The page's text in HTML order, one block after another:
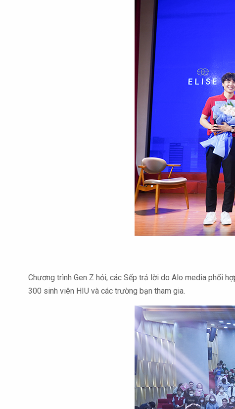
Chương trình Gen Z hỏi, các Sếp trả lời do Alo media phối
300 sinh viên HIU và các trường bạn tham gia.